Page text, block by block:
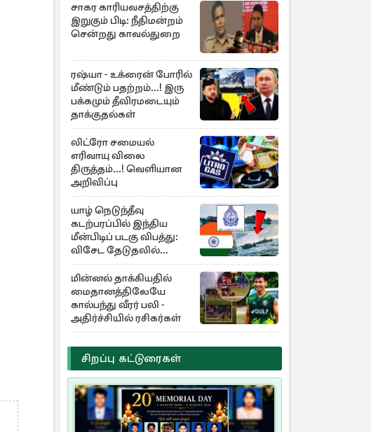
சாகர காரியவசத்திற்கு
இறுகும் பிடி: நீதிமன்றம்
சென்றது காவல்துறை
ரஷ்யா - உக்ரைன் போரில்
மீண்டும் பதற்றம்...! இரு
பக்கமும் தீவிரமடையும்
தாக்குதல்கள்
லிட்ரோ சமையல்
எரிவாயு விலை
திருத்தம்...! வெளியான
அறிவிப்பு
யாழ் நெடுந்தீவு
கடற்பரப்பில் இந்திய
மீன்பிடிப் படகு விபத்து:
விசேட தேடுதலில்
இலங்கை கடற்படை
மின்னல் தாக்கியதில்
மைதானத்திலேயே
கால்பந்து வீரர் பலி -
அதிர்ச்சியில் ரசிகர்கள்
சிறப்பு கட்டுரைகள்